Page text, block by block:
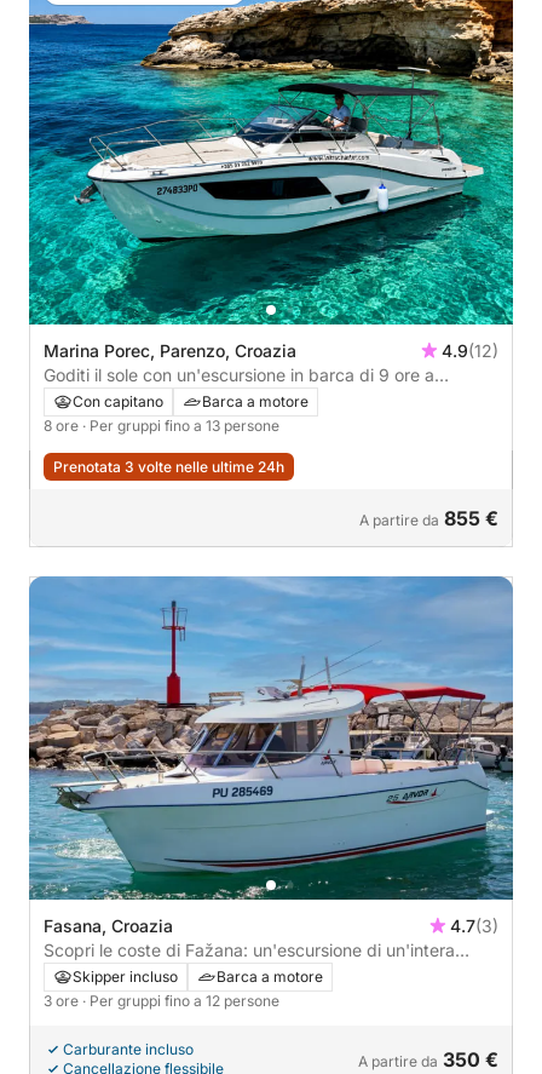
Marina Porec, Parenzo, Croazia 4.9(12)
Goditi il sole con un'escursione in barca di 9 ore a
Parenzo.
Con capitano
Barca a motore
8 ore · Per gruppi fino a 13 persone
Prenotata 3 volte nelle ultime 24h
A partire da 855 €
Fasana, Croazia 4.7(3)
Scopri le coste di Fažana: un'escursione di un'intera
giornata a bordo di un motoscafo.
Skipper incluso
Barca a motore
3 ore · Per gruppi fino a 12 persone
Carburante incluso
Cancellazione flessibile
A partire da 350 €